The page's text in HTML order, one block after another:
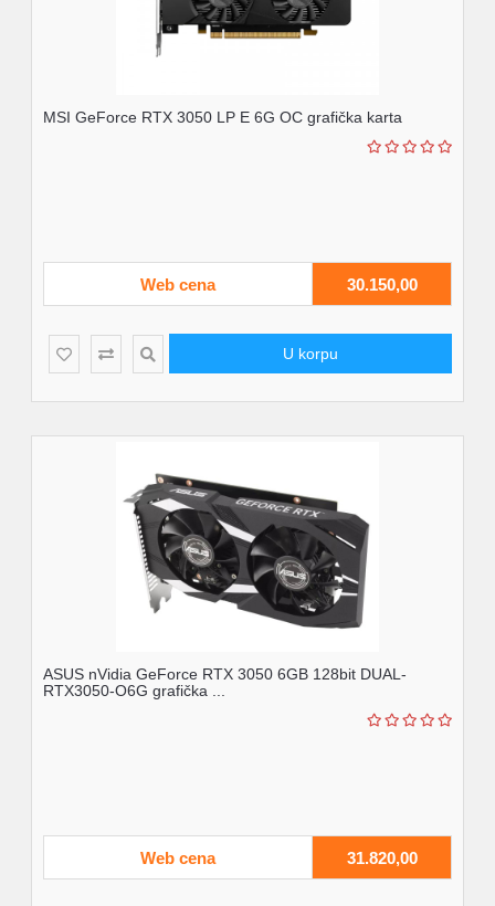
MSI GeForce RTX 3050 LP E 6G OC grafička karta
Web cena 30.150,00
U korpu
ASUS nVidia GeForce RTX 3050 6GB 128bit DUAL-
RTX3050-O6G grafička ...
Web cena 31.820,00